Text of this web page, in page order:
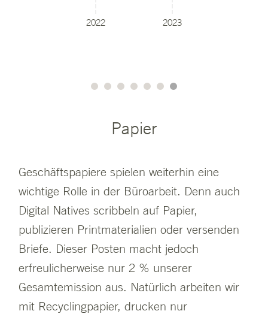
2022 2023
Papier
Geschäftspapiere spielen weiterhin eine
wichtige Rolle in der Büroarbeit. Denn auch
Digital Natives scribbeln auf Papier,
publizieren Printmaterialien oder versenden
Briefe. Dieser Posten macht jedoch
erfreulicherweise nur 2 % unserer
Gesamtemission aus. Natürlich arbeiten wir
mit Recyclingpapier, drucken nur